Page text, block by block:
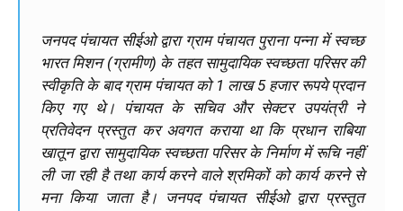
जनपद पंचायत सीईओ द्वारा ग्राम पंचायत पुराना पन्ना में स्वच्छ
भारत मिशन (ग्रामीण) के तहत सामुदायिक स्वच्छता परिसर की
स्वीकृति के बाद ग्राम पंचायत को 1 लाख 5 हजार रूपये प्रदान
किए गए थे। पंचायत के सचिव और सेक्टर उपयंत्री ने
प्रतिवेदन प्रस्तुत कर अवगत कराया था कि प्रधान राबिया
खातून द्वारा सामुदायिक स्वच्छता परिसर के निर्माण में रूचि नहीं
ली जा रही है तथा कार्य करने वाले श्रमिकों को कार्य करने से
मना किया जाता है। जनपद पंचायत सीईओ द्वारा प्रस्तुत